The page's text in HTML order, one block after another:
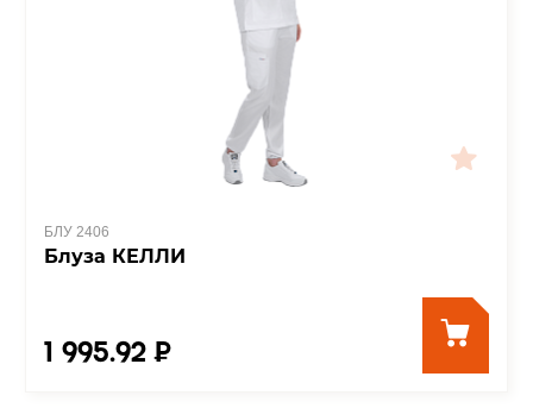
БЛУ 2406
Блуза КЕЛЛИ
1 995.92 ₽